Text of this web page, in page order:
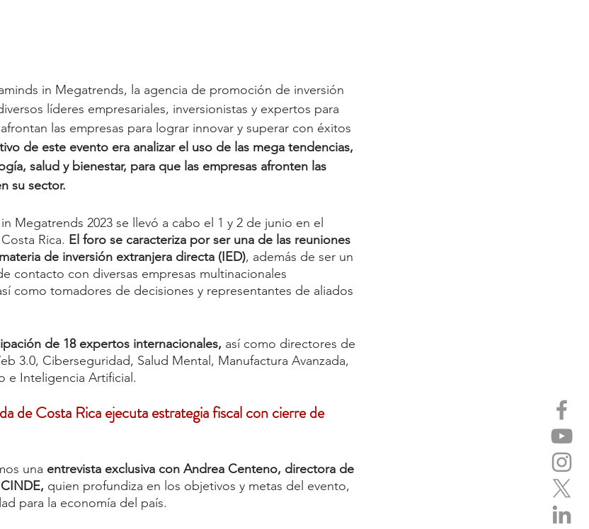
in Megatrends, la agencia de promoción de inversión
líderes empresariales, inversionistas y expertos para
las empresas para lograr innovar y superar con éxitos
de este evento era analizar el uso de las mega tendencias,
salud y bienestar, para que las empresas afronten las
su sector.
Megatrends 2023 se llevó a cabo el 1 y 2 de junio en el
Rica. El foro se caracteriza por ser una de las reuniones
de inversión extranjera directa (IED), además de ser un
contacto con diversas empresas multinacionales
como tomadores de decisiones y representantes de aliados
de 18 expertos internacionales, así como directores de
3.0, Ciberseguridad, Salud Mental, Manufactura Avanzada,
e Inteligencia Artificial.
de Costa Rica ejecuta estrategia fiscal con cierre de
una entrevista exclusiva con Andrea Centeno, directora de
quien profundiza en los objetivos y metas del evento,
para la economía del país.